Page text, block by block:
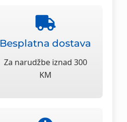
Besplatna dostava
Za narudžbe iznad 300
KM